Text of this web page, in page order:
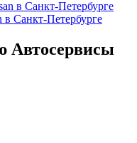
в Санкт-Петербурге
Автосервисы